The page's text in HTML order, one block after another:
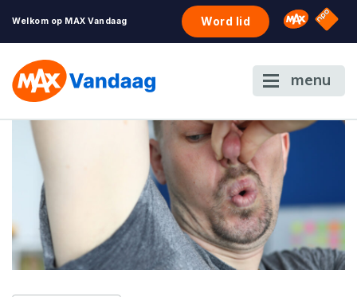
Welkom op MAX Vandaag Word lid Omroep
NPO
menu